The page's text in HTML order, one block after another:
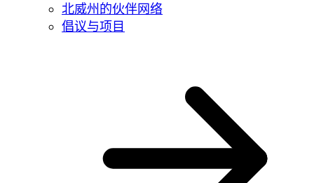
北威州的伙伴网络
倡议与项目